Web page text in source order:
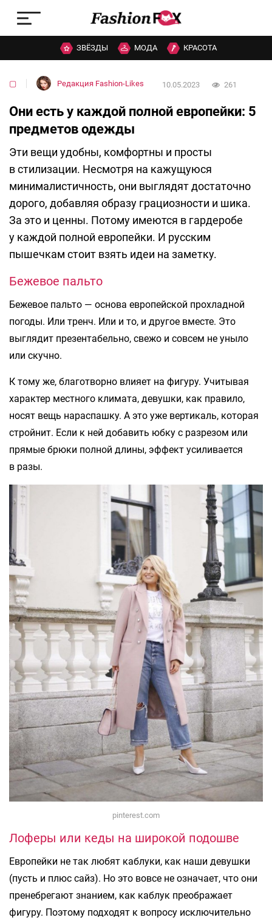
ЗВЁЗДЫ МОДА КРАСОТА
▢ Редакция Fashion-Likes 10.05.2023 261
Они есть у каждой полной европейки: 5
предметов одежды
Эти вещи удобны, комфортны и просты
в стилизации. Несмотря на кажущуюся
минималистичность, они выглядят достаточно
дорого, добавляя образу грациозности и шика.
За это и ценны. Потому имеются в гардеробе
у каждой полной европейки. И русским
пышечкам стоит взять идеи на заметку.
Бежевое пальто
Бежевое пальто — основа европейской прохладной
погоды. Или тренч. Или и то, и другое вместе. Это
выглядит презентабельно, свежо и совсем не уныло
или скучно.
К тому же, благотворно влияет на фигуру. Учитывая
характер местного климата, девушки, как правило,
носят вещь нараспашку. А это уже вертикаль, которая
стройнит. Если к ней добавить юбку с разрезом или
прямые брюки полной длины, эффект усиливается
в разы.
pinterest.com
Лоферы или кеды на широкой подошве
Европейки не так любят каблуки, как наши девушки
(пусть и плюс сайз). Но это вовсе не означает, что они
пренебрегают знанием, как каблук преображает
фигуру. Поэтому подходят к вопросу исключительно